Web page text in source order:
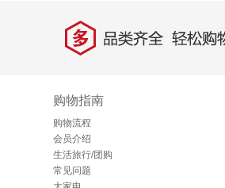
多 品类齐全，轻松购物
购物指南
购物流程
会员介绍
生活旅行/团购
常见问题